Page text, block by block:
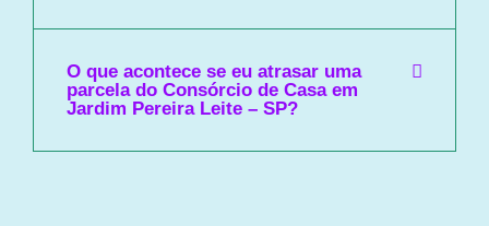
O que acontece se eu atrasar uma
parcela do Consórcio de Casa em
Jardim Pereira Leite – SP?